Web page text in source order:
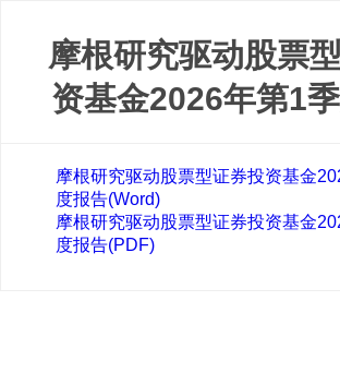
摩根研究驱动股票
资基金2026年第1
摩根研究驱动股票型证券投资基金
度报告(Word)
摩根研究驱动股票型证券投资基金
度报告(PDF)